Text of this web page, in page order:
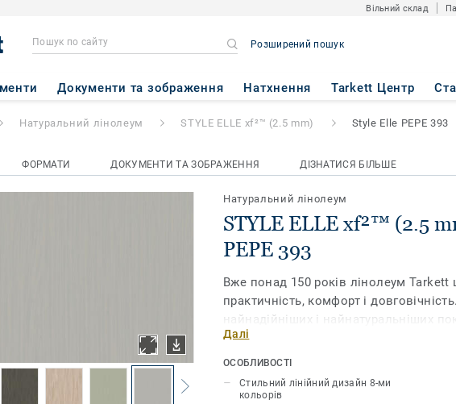
Вільний склад
Розширений пошук
Документи та зображення Натхнення Tarkett Центр
xf²™ (2.5 mm) - Style Elle PEPE
Натуральний лінолеум STYLE ELLE xf²™ (2.5 mm) Style Elle PEPE 393
ФОРМАТИ ДОКУМЕНТИ ТА ЗОБРАЖЕННЯ ДІЗНАТИСЯ БІЛЬШЕ
Натуральний лінолеум
STYLE ELLE xf²™ (2.5
PEPE 393
Вже понад 150 років лінолеум Tarkett
практичність, комфорт і
найнадійніших і найнатуральніших
ринку. Наша нова колекція Style Elle
лінійний дизайн у різноманітних
ідеально підходить для створення
коридорах та у відкритих зонах.
Далі
ОСОБЛИВОСТІ
Стильний лінійний дизайн 8-ми
кольорів